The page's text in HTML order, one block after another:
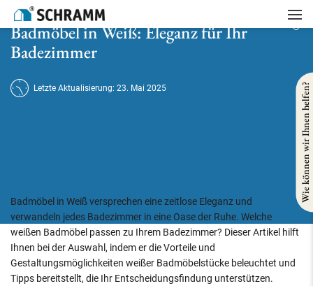
Startseite
Badmöbel in Weiß: Eleganz für Ihr
Badezimmer
Letzte Aktualisierung: 23. Mai 2025
Badmöbel in Weiß versprechen eine zeitlose Eleganz und
verwandeln jedes Badezimmer in eine Oase der Ruhe. Welche
weißen Badmöbel passen zu Ihrem Badezimmer? Dieser Artikel hilft
Ihnen bei der Auswahl, indem er die Vorteile und
Gestaltungsmöglichkeiten weißer Badmöbelstücke beleuchtet und
Tipps bereitstellt, die Ihr Entscheidungsfindung unterstützen.
Wie können wir Ihnen helfen?